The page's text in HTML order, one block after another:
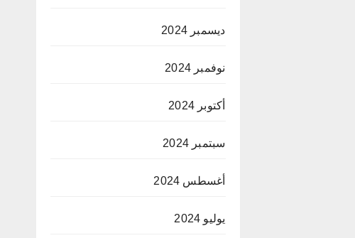
ديسمبر 2024
نوفمبر 2024
أكتوبر 2024
سبتمبر 2024
أغسطس 2024
يوليو 2024